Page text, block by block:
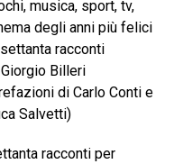
musica, sport, tv,
degli anni più felici
racconti
Billeri
di Carlo Conti e
Salvetti)
racconti per